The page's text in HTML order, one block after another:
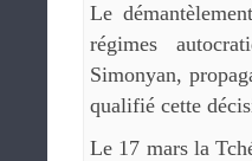
Le
régimes
Simonyan,
qualifié cette
Le 17 mars la